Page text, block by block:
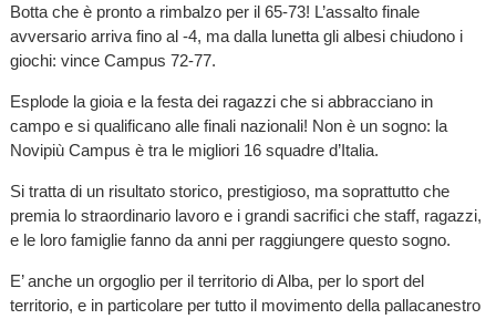
Botta che è pronto a rimbalzo per il 65-73! L’assalto finale
avversario arriva fino al -4, ma dalla lunetta gli albesi chiudono i
giochi: vince Campus 72-77.
Esplode la gioia e la festa dei ragazzi che si abbracciano in
campo e si qualificano alle finali nazionali! Non è un sogno: la
Novipiù Campus è tra le migliori 16 squadre d’Italia.
Si tratta di un risultato storico, prestigioso, ma soprattutto che
premia lo straordinario lavoro e i grandi sacrifici che staff, ragazzi,
e le loro famiglie fanno da anni per raggiungere questo sogno.
E’ anche un orgoglio per il territorio di Alba, per lo sport del
territorio, e in particolare per tutto il movimento della pallacanestro